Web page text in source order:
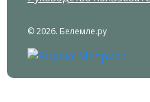
© 2026. Белемле.ру